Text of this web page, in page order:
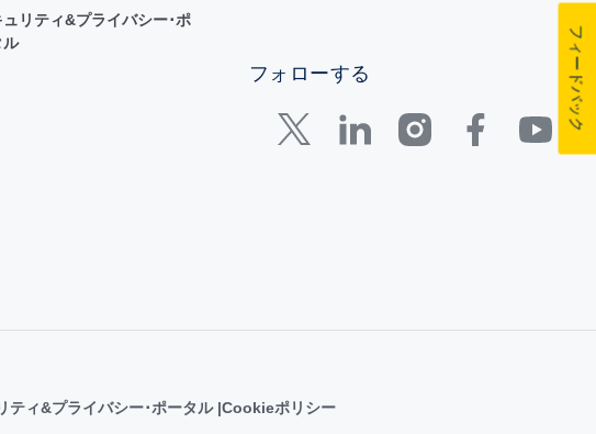
ュリティ&プライバシー･ポ
ル
フォローする
ティ&プライバシー･ポータル Cookieポリシー
フィードバック